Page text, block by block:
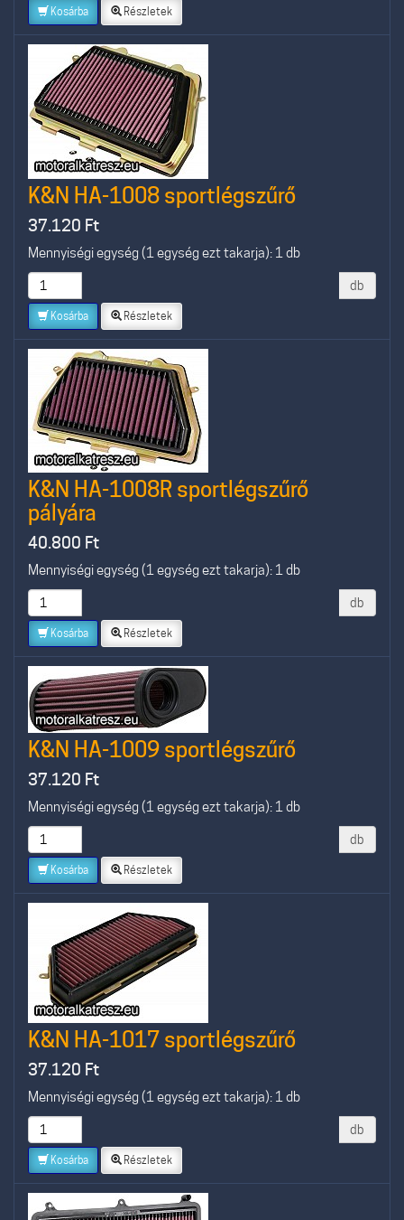
Kosárba Részletek
K&N HA-1008 sportlégszűrő
37.120 Ft
Mennyiségi egység (1 egység ezt takarja): 1 db
db
Kosárba Részletek
K&N HA-1008R sportlégszűrő
pályára
40.800 Ft
Mennyiségi egység (1 egység ezt takarja): 1 db
db
Kosárba Részletek
K&N HA-1009 sportlégszűrő
37.120 Ft
Mennyiségi egység (1 egység ezt takarja): 1 db
db
Kosárba Részletek
K&N HA-1017 sportlégszűrő
37.120 Ft
Mennyiségi egység (1 egység ezt takarja): 1 db
db
Kosárba Részletek